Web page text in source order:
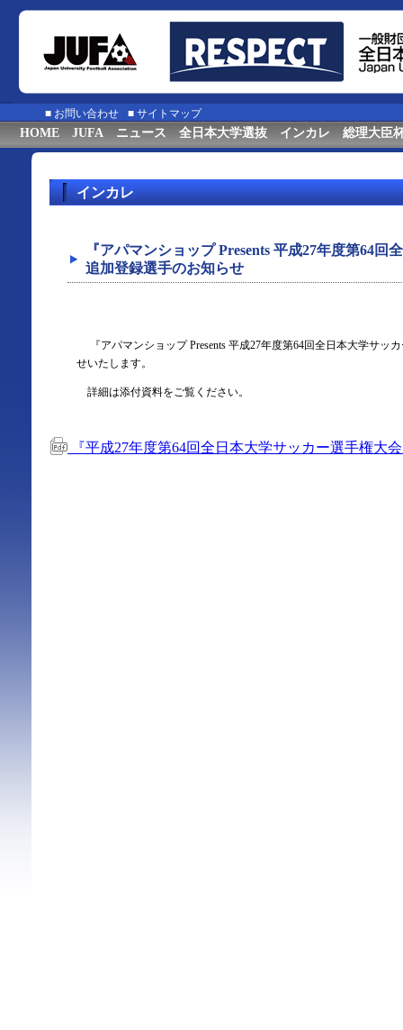
■ お問い合わせ ■ サイトマップ
HOME JUFA ニュース 全日本大学選抜 インカレ 総理大臣
インカレ
『アパマンショップ Presents 平成27年度第64
追加登録選手のお知らせ
『アパマンショップ Presents 平成27年度第64回全日本大学サッ
せいたします。
詳細は添付資料をご覧ください。
『平成27年度第64回全日本大学サッカー選手権大